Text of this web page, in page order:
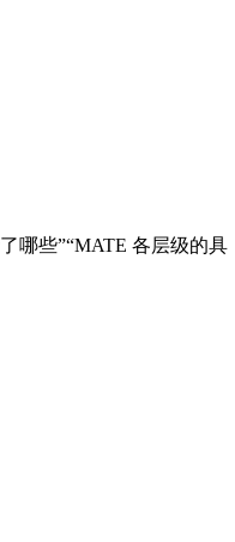
哪些”“MATE 各层级的具